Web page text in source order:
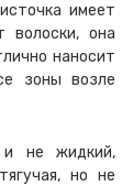
имеет
волоски, она
наносит
зоны возле
не жидкий,
но не